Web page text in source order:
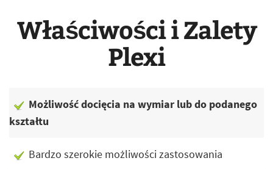
Właściwości i Zalety
Plexi
Możliwość docięcia na wymiar lub do podanego
kształtu
Bardzo szerokie możliwości zastosowania